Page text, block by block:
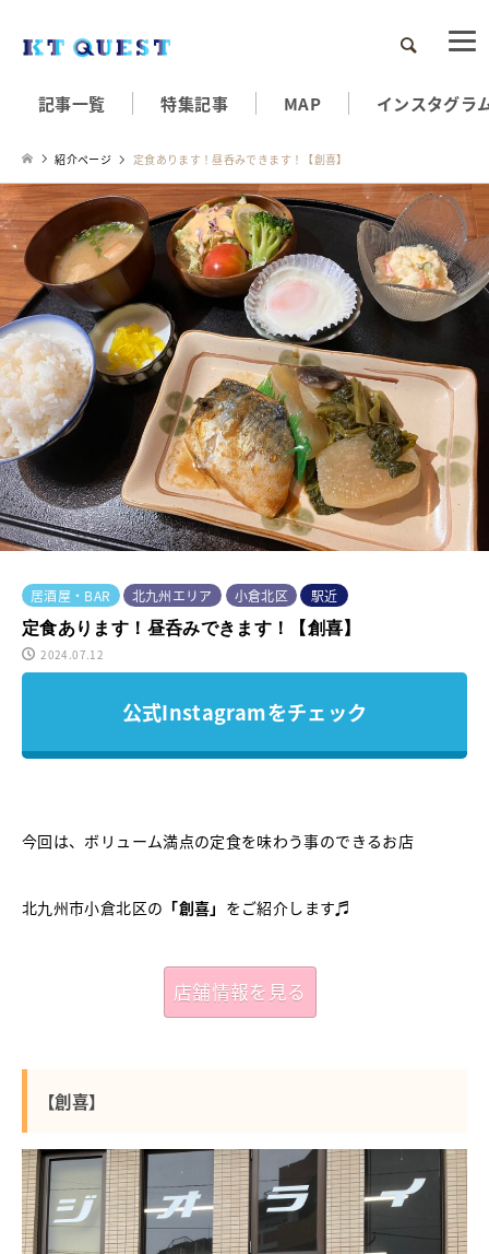
検索
記事一覧 特集記事 MAP インスタグラ
紹介ページ 定食あります！昼呑みできます！【創喜】
居酒屋・BAR 北九州エリア 小倉北区
駅近
定食あります！昼呑みできます！【創喜】
2024.07.12
公式Instagramをチェック
今回は、ボリューム満点の定食を味わう事のできるお店
北九州市小倉北区の 「創喜」 をご紹介します♬
店舗情報を見る
【創喜】